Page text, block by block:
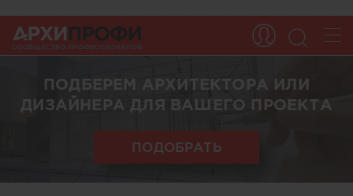
ПОДБЕРЕМ АРХИТЕКТОРА ИЛИ
ДИЗАЙНЕРА ДЛЯ ВАШЕГО ПРОЕКТА
ПОДОБРАТЬ